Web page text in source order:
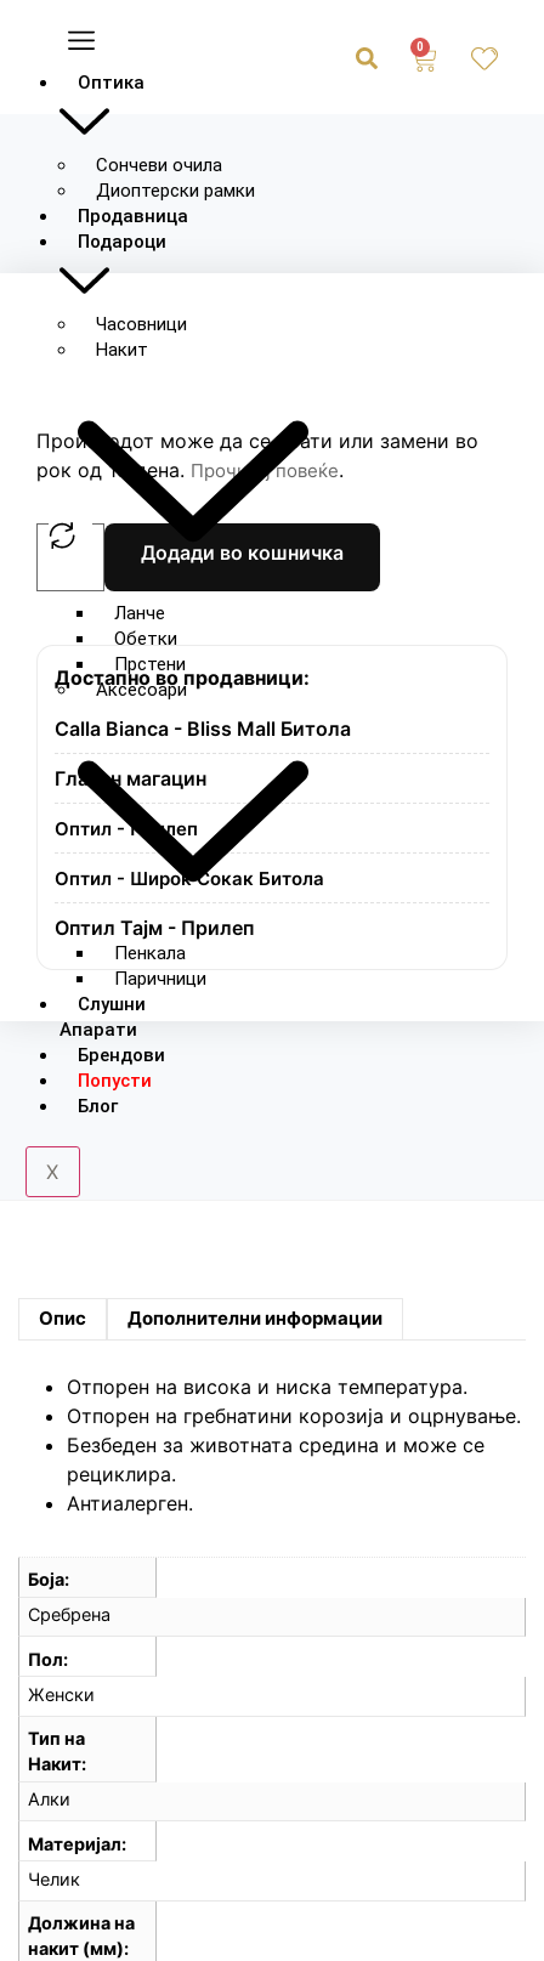
Оптика
Сончеви очила
Диоптерски рамки
Продавница
Подароци
Часовници
Накит
Ланче
Обетки
Прстени
Аксесоари
Пенкала
Паричници
Слушни
Апарати
Брендови
Попусти
Блог
X
0
Додади во кошничка
Производот може да се врати или замени во
рок од 15 дена. Прочитај повеќе.
Достапно во продавници:
Calla Bianca - Bliss Mall Битола
Главен магацин
Оптил - Прилеп
Оптил - Широк Сокак Битола
Оптил Тајм - Прилеп
Опис Дополнителни информации
Отпорен на висока и ниска температура.
Oтпорен на гребнатини корозија и оцрнување.
Безбеден за животната средина и може се
рециклира.
Антиалерген.
Боја
Сребрена
Пол
Женски
Тип на
Накит
Алки
Материјал
Челик
Должина на
накит (мм)